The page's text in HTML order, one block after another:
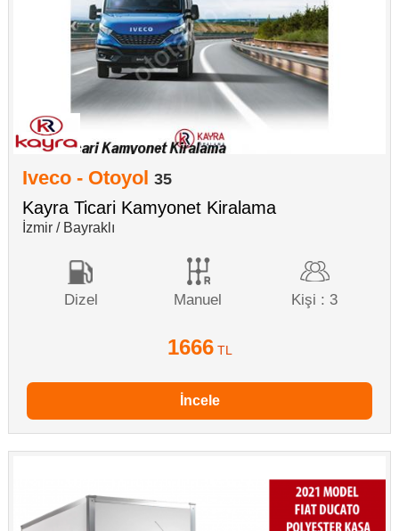
Iveco - Otoyol 35
Kayra Ticari Kamyonet Kiralama
İzmir / Bayraklı
Dizel Manuel Kişi : 3
1666 TL
İncele